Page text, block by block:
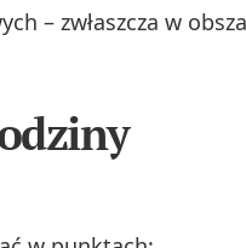
– zwłaszcza w